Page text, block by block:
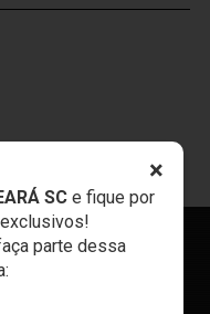
×
SCe fique por
parte dessa